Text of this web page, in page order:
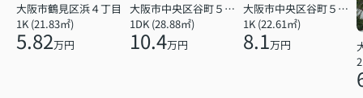
大阪市鶴見区浜４丁目
1K (21.83㎡)
5.82万円
大阪市中央区谷町５丁目
1DK (28.88㎡)
10.4万円
大阪市中央区谷町５丁目
1K (22.61㎡)
8.1万円